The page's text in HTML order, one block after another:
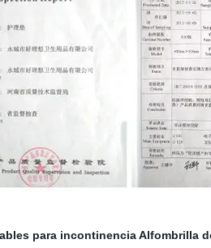
para incontinenciaAlfombrilla